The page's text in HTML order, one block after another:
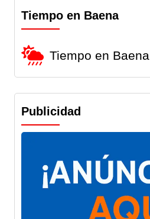
Tiempo en Baena
Tiempo en Baena
Publicidad